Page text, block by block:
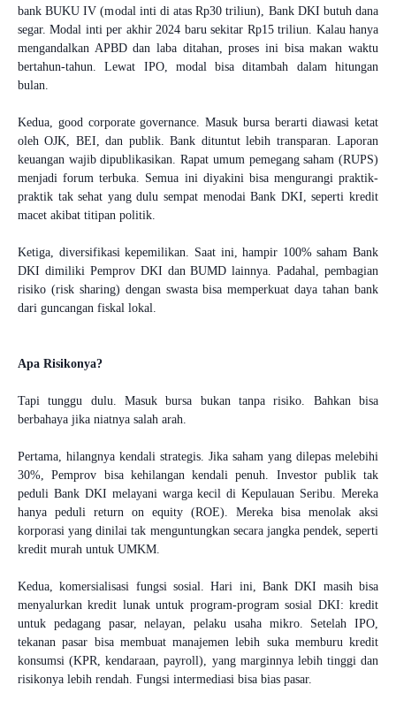
bank BUKU IV (modal inti di atas Rp30 triliun), Bank DKI butuh dana
segar. Modal inti per akhir 2024 baru sekitar Rp15 triliun. Kalau hanya
mengandalkan APBD dan laba ditahan, proses ini bisa makan waktu
bertahun-tahun. Lewat IPO, modal bisa ditambah dalam hitungan
bulan.
Kedua, good corporate governance. Masuk bursa berarti diawasi ketat
oleh OJK, BEI, dan publik. Bank dituntut lebih transparan. Laporan
keuangan wajib dipublikasikan. Rapat umum pemegang saham (RUPS)
menjadi forum terbuka. Semua ini diyakini bisa mengurangi praktik-
praktik tak sehat yang dulu sempat menodai Bank DKI, seperti kredit
macet akibat titipan politik.
Ketiga, diversifikasi kepemilikan. Saat ini, hampir 100% saham Bank
DKI dimiliki Pemprov DKI dan BUMD lainnya. Padahal, pembagian
risiko (risk sharing) dengan swasta bisa memperkuat daya tahan bank
dari guncangan fiskal lokal.
Apa Risikonya?
Tapi tunggu dulu. Masuk bursa bukan tanpa risiko. Bahkan bisa
berbahaya jika niatnya salah arah.
Pertama, hilangnya kendali strategis. Jika saham yang dilepas melebihi
30%, Pemprov bisa kehilangan kendali penuh. Investor publik tak
peduli Bank DKI melayani warga kecil di Kepulauan Seribu. Mereka
hanya peduli return on equity (ROE). Mereka bisa menolak aksi
korporasi yang dinilai tak menguntungkan secara jangka pendek, seperti
kredit murah untuk UMKM.
Kedua, komersialisasi fungsi sosial. Hari ini, Bank DKI masih bisa
menyalurkan kredit lunak untuk program-program sosial DKI: kredit
untuk pedagang pasar, nelayan, pelaku usaha mikro. Setelah IPO,
tekanan pasar bisa membuat manajemen lebih suka memburu kredit
konsumsi (KPR, kendaraan, payroll), yang marginnya lebih tinggi dan
risikonya lebih rendah. Fungsi intermediasi bisa bias pasar.